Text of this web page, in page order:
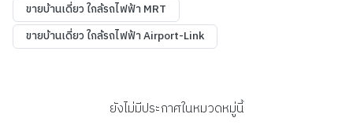
ขายบ้านเดี่ยว ใกล้รถไฟฟ้า MRT
ขายบ้านเดี่ยว ใกล้รถไฟฟ้า Airport-Link
ยังไม่มีประกาศในหมวดหมู่นี้